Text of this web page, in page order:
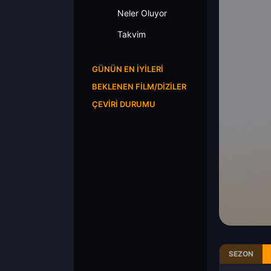
Neler Oluyor
Takvim
GÜNÜN EN İYILERI
BEKLENEN FILM/DIZILER
ÇEVIRI DURUMU
SEZON